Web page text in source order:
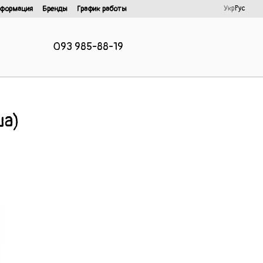
Бренды
График работы
УкрРус
093 985-88-19